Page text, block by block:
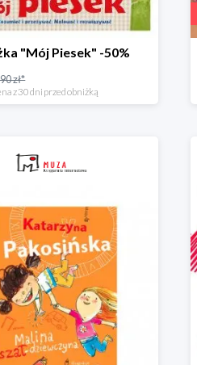
"Mój Piesek" -50%
zł*
z 30 dni przed obniżką